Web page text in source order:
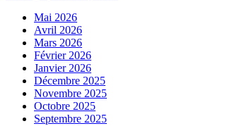
Mai 2026
Avril 2026
Mars 2026
Février 2026
Janvier 2026
Décembre 2025
Novembre 2025
Octobre 2025
Septembre 2025